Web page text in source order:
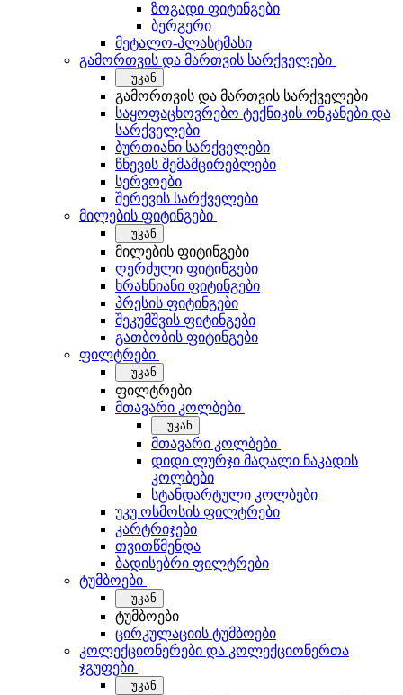
ზოგადი ფიტინგები
ბერგერი
მეტალო-პლასტმასი
გამორთვის და მართვის სარქველები
უკან
გამორთვის და მართვის სარქველები
საყოფაცხოვრებო ტექნიკის ონკანები და
სარქველები
ბურთიანი სარქველები
წნევის შემამცირებლები
სერვოები
შერევის სარქველები
მილების ფიტინგები
უკან
მილების ფიტინგები
ღერძული ფიტინგები
ხრახნიანი ფიტინგები
პრესის ფიტინგები
შეკუმშვის ფიტინგები
გათბობის ფიტინგები
ფილტრები
უკან
ფილტრები
მთავარი კოლბები
უკან
მთავარი კოლბები
დიდი ლურჯი მაღალი ნაკადის
კოლბები
სტანდარტული კოლბები
უკუ ოსმოსის ფილტრები
კარტრიჯები
თვითწმენდა
ბადისებრი ფილტრები
ტუმბოები
უკან
ტუმბოები
ცირკულაციის ტუმბოები
კოლექციონერები და კოლექციონერთა
ჯგუფები
უკან